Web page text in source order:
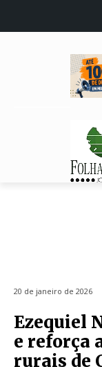
20 de janeiro de 2026
Ezequiel
e reforça
rurais de